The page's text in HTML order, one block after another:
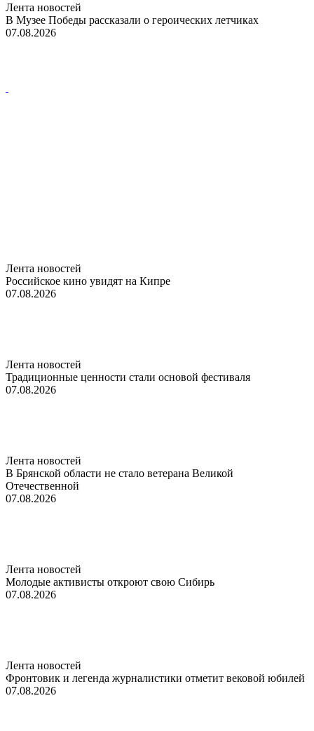
Лента новостей
В Музее Победы рассказали о героических летчиках
07.08.2026
Лента новостей
Российское кино увидят на Кипре
07.08.2026
Лента новостей
Традиционные ценности стали основой фестиваля
07.08.2026
Лента новостей
В Брянской области не стало ветерана Великой
Отечественной
07.08.2026
Лента новостей
Молодые активисты откроют свою Сибирь
07.08.2026
Лента новостей
Фронтовик и легенда журналистики отметит вековой юбилей
07.08.2026